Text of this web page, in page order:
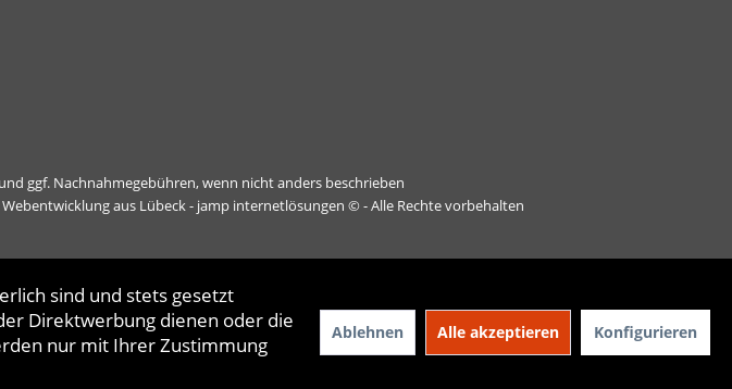
und ggf. Nachnahmegebühren, wenn nicht anders beschrieben
aus Lübeck - jamp internetlösungen © - Alle Rechte vorbehalten
sind und stets gesetzt
Direktwerbung dienen oder die
nur mit Ihrer Zustimmung
Ablehnen Alle akzeptieren Konfigurieren